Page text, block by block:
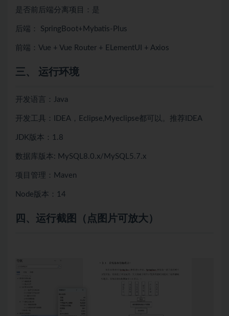
是否前后端分离项目：是
后端： SpringBoot+Mybatis-Plus
前端：Vue + Vue Router + ELementUI + Axios
三、 运行环境
开发语言：Java
开发工具：IDEA，Eclipse,Myeclipse都可以。推荐IDEA
JDK版本：1.8
数据库版本: MySQL8.0.x/MySQL5.7.x
项目管理：Maven
Node版本：14
四、 运行截图（点图片可放大）